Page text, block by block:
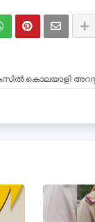
കൊലയാളി